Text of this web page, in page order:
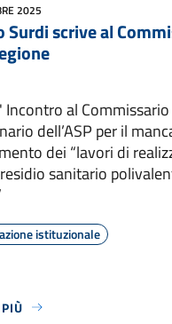
2025
Surdi scrive al
Incontro al Commissario
dell’ASP per il
dei “lavori di
sanitario
istituzionale